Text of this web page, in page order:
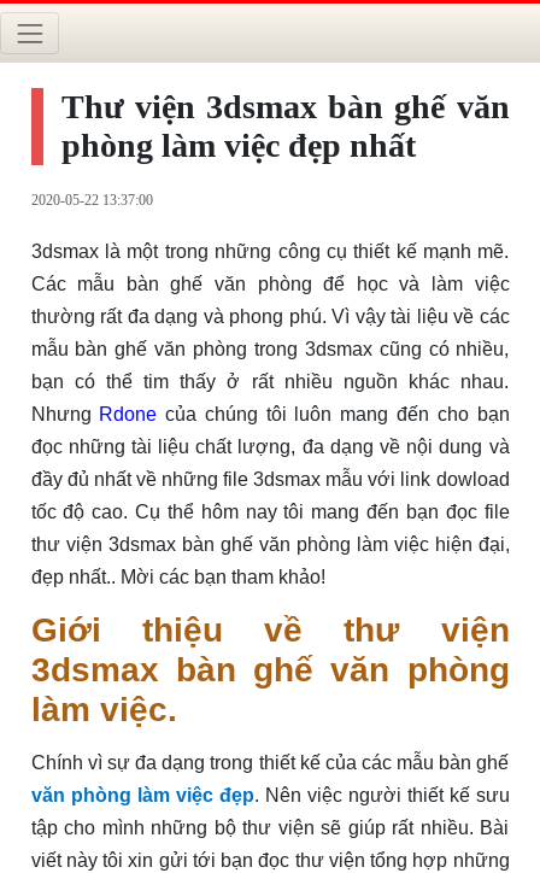
Thư viện 3dsmax bàn ghế văn
phòng làm việc đẹp nhất
2020-05-22 13:37:00
3dsmax là một trong những công cụ thiết kế mạnh mẽ.
Các mẫu bàn ghế văn phòng để học và làm việc
thường rất đa dạng và phong phú. Vì vậy tài liệu về các
mẫu bàn ghế văn phòng trong 3dsmax cũng có nhiều,
bạn có thể tim thấy ở rất nhiều nguồn khác nhau.
Nhưng Rdone của chúng tôi luôn mang đến cho bạn
đọc những tài liệu chất lượng, đa dạng về nội dung và
đầy đủ nhất về những file 3dsmax mẫu với link dowload
tốc độ cao. Cụ thể hôm nay tôi mang đến bạn đọc file
thư viện 3dsmax bàn ghế văn phòng làm việc hiện đại,
đẹp nhất.. Mời các bạn tham khảo!
Giới thiệu về thư viện
3dsmax bàn ghế văn phòng
làm việc.
Chính vì sự đa dạng trong thiết kế của các mẫu bàn ghế
văn phòng làm việc đẹp. Nên việc người thiết kế sưu
tập cho mình những bộ thư viện sẽ giúp rất nhiều. Bài
viết này tôi xin gửi tới bạn đọc thư viện tổng hợp những